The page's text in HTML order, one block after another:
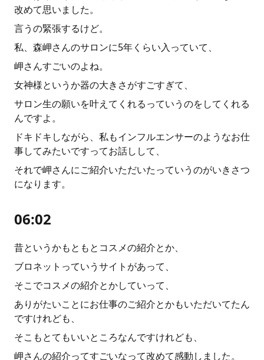
改めて思いました。
言うの緊張するけど。
私、森岬さんのサロンに5年くらい入っていて、
岬さんすごいのよね。
女神様というか器の大きさがすごすぎて、
サロン生の願いを叶えてくれるっていうのをしてくれる
んですよ。
ドキドキしながら、私もインフルエンサーのようなお仕
事してみたいですってお話しして、
それで岬さんにご紹介いただいたっていうのがいきさつ
になります。
06:02
昔というかもともとコスメの紹介とか、
ブロネットっていうサイトがあって、
そこでコスメの紹介とかしていって、
ありがたいことにお仕事のご紹介とかもいただいてたん
ですけれども、
そこもとてもいいところなんですけれども、
岬さんの紹介ってすごいなって改めて感動しました。